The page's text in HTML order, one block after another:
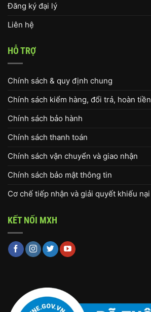
Đăng ký đại lý
Liên hệ
HỖ TRỢ
Chính sách & quy định chung
Chính sách kiểm hàng, đổi trả, hoàn tiền
Chính sách bảo hành
Chính sách thanh toán
Chính sách vận chuyển và giao nhận
Chính sách bảo mật thông tin
Cơ chế tiếp nhận và giải quyết khiếu nại
KẾT NỐI MXH